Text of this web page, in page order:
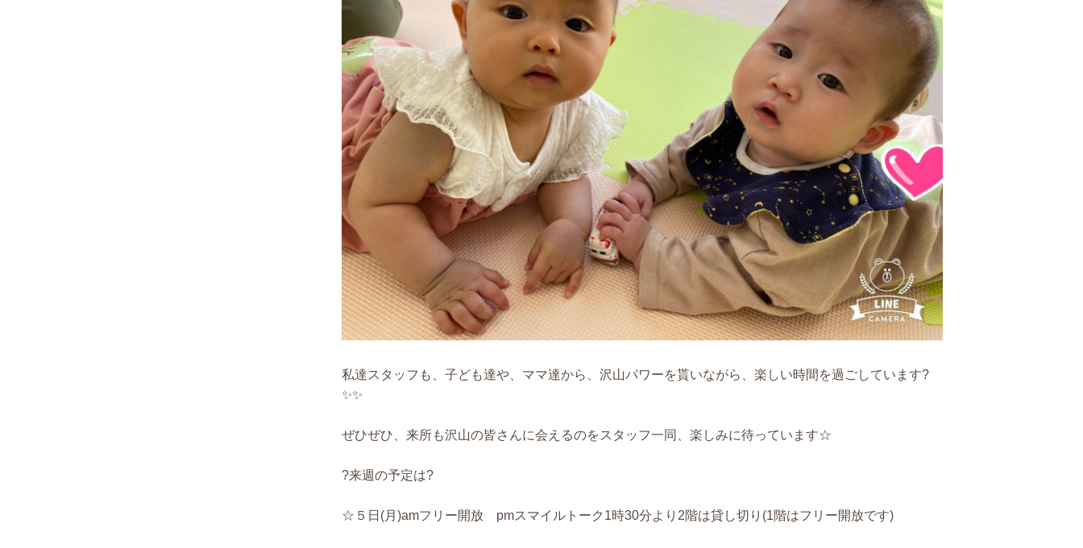
私達スタッフも、子ども達や、ママ達から、沢山パワーを貰いながら、楽しい時間を過ごしています?
✨✨
ぜひぜひ、来所も沢山の皆さんに会えるのをスタッフ一同、楽しみに待っています☆
?来週の予定は?
☆ ５日 (月 )amフリー開放 pmスマイルトーク 1時30分より 2階は貸し切り (1階はフリー開放です)